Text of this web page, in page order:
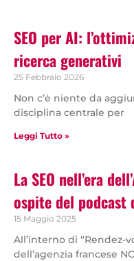
SEO per AI:
ricerca generativi
25 Febbraio 2026
Non c’è niente da
disciplina centrale per
Leggi Tutto »
La SEO nell’era
ospite del podcast
15 Maggio 2025
All’interno di “Rendez-
dell’agenzia francese